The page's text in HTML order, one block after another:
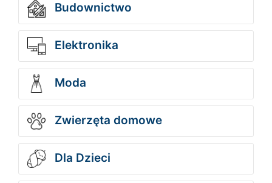
Budownictwo
Elektronika
Moda
Zwierzęta domowe
Dla Dzieci